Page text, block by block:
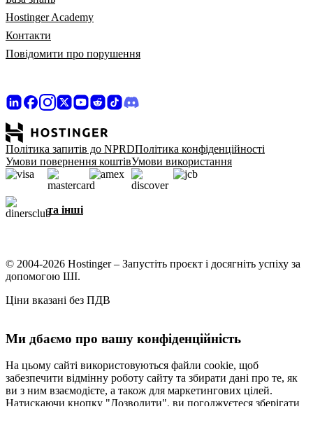
Hostinger Academy
Контакти
Повідомити про порушення
Політика запитів до NPRDПолітика конфіденційності
Умови повернення коштівУмови використання
та інші
© 2004-2026 Hostinger – Запустіть проєкт і досягніть успіху за
допомогою ШІ.
Ціни вказані без ПДВ
Ми дбаємо про вашу конфіденційність
На цьому сайті використовуються файли cookie, щоб
забезпечити відмінну роботу сайту та збирати дані про те, як
ви з ним взаємодієте, а також для маркетингових цілей.
Натискаючи кнопку "Дозволити", ви погоджуєтеся зберігати